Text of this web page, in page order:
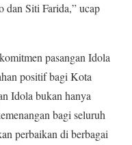
dan Siti Farida,” ucap
pasangan Idola
positif bagi Kota
Idola bukan hanya
bagi seluruh
perbaikan di berbagai